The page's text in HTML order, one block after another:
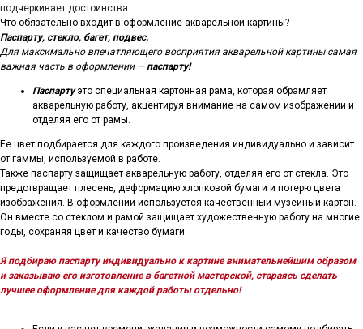
подчеркивает достоинства.
Что обязательно входит в оформление акварельной картины?
Паспарту, стекло, багет, подвес.
Для максимально впечатляющего восприятия акварельной картины самая
важная часть в оформлении —паспарту!
Паспартуэто специальная картонная рама, которая обрамляет
акварельную работу, акцентируя внимание на самом изображении и
отделяя его от рамы.
Ее цвет подбирается для каждого произведения индивидуально и зависит
от гаммы, используемой в работе.
Также паспарту защищает акварельную работу, отделяя его от стекла. Это
предотвращает плесень, деформацию хлопковой бумаги и потерю цвета
изображения. В оформлении используется качественный музейный картон.
Он вместе со стеклом и рамой защищает художественную работу на многие
годы, сохраняя цвет и качество бумаги.
Я подбираю паспарту индивидуально к картине внимательнейшим образом
и заказываю его изготовление в багетной мастерской, стараясь сделать
лучшее оформление для каждой работы отдельно!